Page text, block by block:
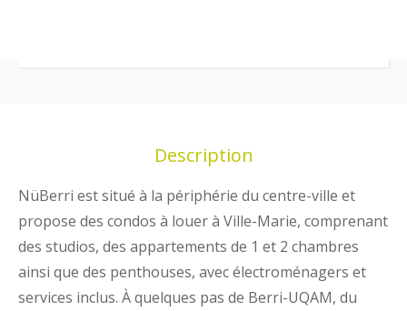
Description
NüBerri est situé à la périphérie du centre-ville et
propose des condos à louer à Ville-Marie, comprenant
des studios, des appartements de 1 et 2 chambres
ainsi que des penthouses, avec électroménagers et
services inclus. À quelques pas de Berri-UQAM, du